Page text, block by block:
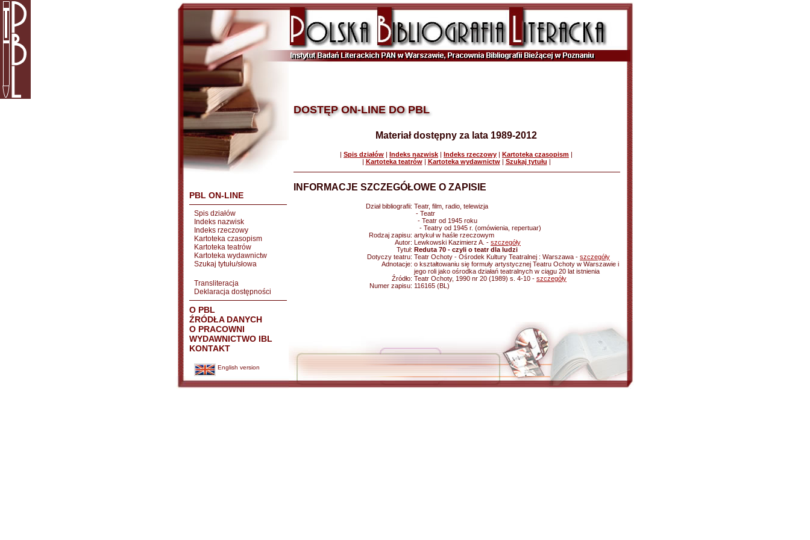
PBL ON-LINE
Spis działów
Indeks nazwisk
Indeks rzeczowy
Kartoteka czasopism
Kartoteka teatrów
Kartoteka wydawnictw
Szukaj tytułu/słowa
Transliteracja
Deklaracja dostępności
O PBL
ŹRÓDŁA DANYCH
O PRACOWNI
WYDAWNICTWO IBL
KONTAKT
English version
DOSTĘP ON-LINE DO PBL
Materiał dostępny za lata 1989-2012
| Spis działów | Indeks nazwisk | Indeks rzeczowy | Kartoteka czasopism |
| Kartoteka teatrów| Kartoteka wydawnictw| Szukaj tytułu |
INFORMACJE SZCZEGÓŁOWE O ZAPISIE
Dział bibliografii: Teatr, film, radio, telewizja
- Teatr
- Teatr od 1945 roku
- Teatry od 1945 r. (omówienia, repertuar)
Rodzaj zapisu: artykuł w haśle rzeczowym
Autor: Lewkowski Kazimierz A. - szczegóły
Tytuł: Reduta 70 - czyli o teatr dla ludzi
Dotyczy teatru: Teatr Ochoty - Ośrodek Kultury Teatralnej : Warszawa - szczegóły
Adnotacje: o kształtowaniu się formuły artystycznej Teatru Ochoty w Warszawie i
jego roli jako ośrodka działań teatralnych w ciągu 20 lat istnienia
Źródło: Teatr Ochoty, 1990 nr 20 (1989) s. 4-10 - szczegóły
Numer zapisu: 116165 (BL)